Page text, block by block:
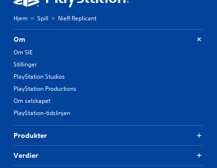
Hjem Spill NieR Replicant
Om
Om SIE
Stillinger
PlayStation Studios
PlayStation Productions
Om selskapet
PlayStation-tidslinjen
Produkter
Verdier